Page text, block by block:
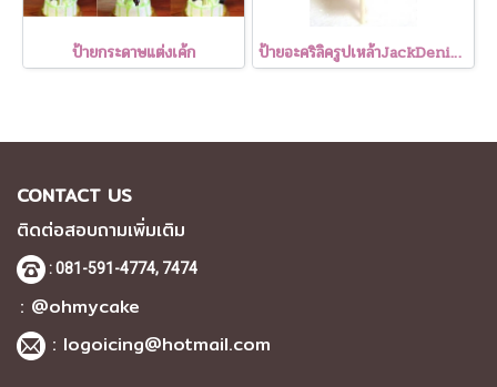
ป้ายกระดาษแต่งเค้ก ป้ายอะคริลิครูปเหล้าJackDeniels
CONTACT US
ติดต่อสอบถามเพิ่มเติม
: 081-591-4774, 7474
: @ohmycake
: logoicing@hotmail.com